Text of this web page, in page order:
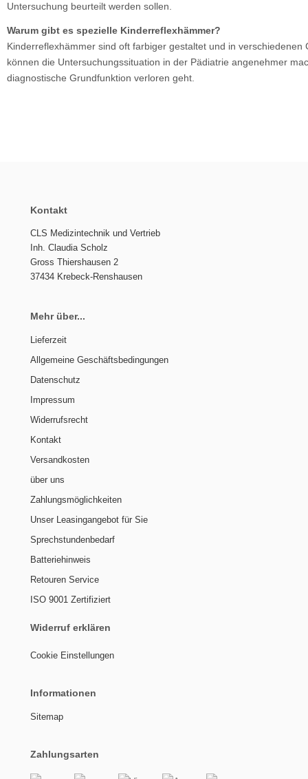
Untersuchung beurteilt werden sollen.
Warum gibt es spezielle Kinderreflexhämmer?
Kinderreflexhämmer sind oft farbiger gestaltet und in verschiedenen
können die Untersuchungssituation in der Pädiatrie angenehmer
diagnostische Grundfunktion verloren geht.
Kontakt
CLS Medizintechnik und Vertrieb
Inh. Claudia Scholz
Gross Thiershausen 2
37434 Krebeck-Renshausen
Mehr über...
Lieferzeit
Allgemeine Geschäftsbedingungen
Datenschutz
Impressum
Widerrufsrecht
Kontakt
Versandkosten
über uns
Zahlungsmöglichkeiten
Unser Leasingangebot für Sie
Sprechstundenbedarf
Batteriehinweis
Retouren Service
ISO 9001 Zertifiziert
Widerruf erklären
Cookie Einstellungen
Informationen
Sitemap
Zahlungsarten